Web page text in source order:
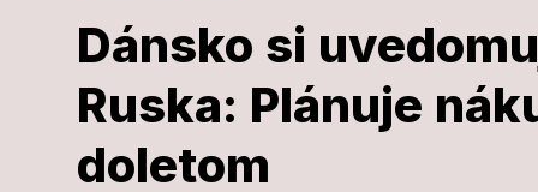
Dánsko si
Ruska: Plánuje
doletom
Dánsko si